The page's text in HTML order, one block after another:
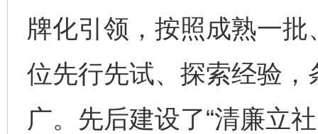
牌化引领，按照成熟一
位先行先试、探索经验
广。先后建设了“清廉立